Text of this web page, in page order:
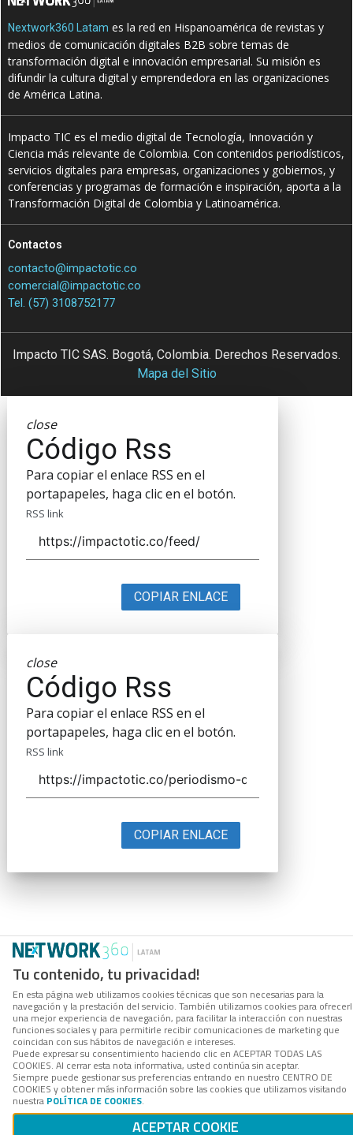
Tu contenido, tu privacidad!
En esta página web utilizamos cookies técnicas que son necesarias para la
navegación y la prestación del servicio. También utilizamos cookies para
una mejor experiencia de navegación, para facilitar la interacción con nuestras
funciones sociales y para permitirle recibir comunicaciones de marketing que
coincidan con sus hábitos de navegación e intereses.
Puede expresar su consentimiento haciendo clic en ACEPTAR TODAS LAS
COOKIES. Al cerrar esta nota informativa, usted continúa sin aceptar.
Siempre puede gestionar sus preferencias entrando en nuestro CENTRO DE
COOKIES y obtener más información sobre las cookies que utilizamos visitando
nuestra POLÍTICA DE COOKIES.
ACEPTAR COOKIE
Nextwork360 Latam es la red en Hispanoamérica de revistas y
medios de comunicación digitales B2B sobre temas de
transformación digital e innovación empresarial. Su misión es
difundir la cultura digital y emprendedora en las organizaciones
de América Latina.
Impacto TIC es el medio digital de Tecnología, Innovación y
Ciencia más relevante de Colombia. Con contenidos periodísticos,
servicios digitales para empresas, organizaciones y gobiernos, y
conferencias y programas de formación e inspiración, aporta a la
Transformación Digital de Colombia y Latinoamérica.
Contactos
contacto@impactotic.co
comercial@impactotic.co
Tel. (57) 3108752177
Impacto TIC SAS. Bogotá, Colombia. Derechos Reservados.
Mapa del Sitio
close
Código Rss
Para copiar el enlace RSS en el
portapapeles, haga clic en el botón.
RSS link
COPIAR ENLACE
close
Código Rss
Para copiar el enlace RSS en el
portapapeles, haga clic en el botón.
RSS link
COPIAR ENLACE